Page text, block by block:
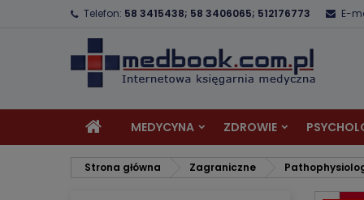
Telefon: 58 3415438; 58 3406065; 512176773 E-
MEDYCYNA ZDROWIE
Strona główna Zagraniczne